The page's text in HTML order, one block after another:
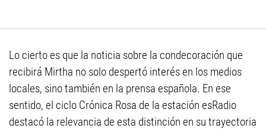
Lo cierto es que la noticia sobre la condecoración que
recibirá Mirtha no solo despertó interés en los medios
locales, sino también en la prensa española. En ese
sentido, el ciclo Crónica Rosa de la estación esRadio
destacó la relevancia de esta distinción en su trayectoria